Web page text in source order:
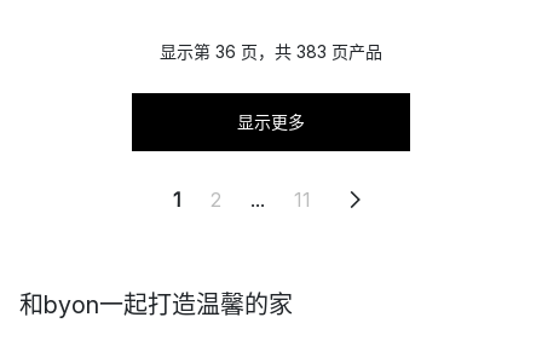
显示第 36 页，共 383 页产品
显示更多
1 2 ... 11
和byon一起打造温馨的家